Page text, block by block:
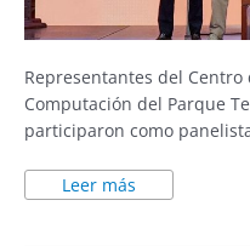
Representantes del
Computación del Parque
participaron como
Leer más